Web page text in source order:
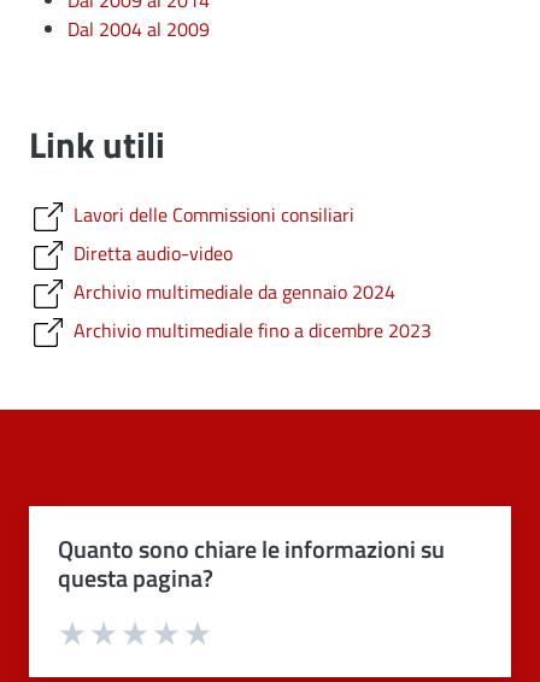
Dal 2004 al 2009
Link utili
Lavori delle Commissioni consiliari
Diretta audio-video
​​​​​​​Archivio multimediale da gennaio 2024
​​​​​​​Archivio multimediale fino a dicembre 2023
Quanto sono chiare le informazioni su
questa pagina?
Valuta 4 stelle su 5
Valuta 3 stelle su 5
Valuta 2 stelle su 5
Valuta 1 stelle su 5